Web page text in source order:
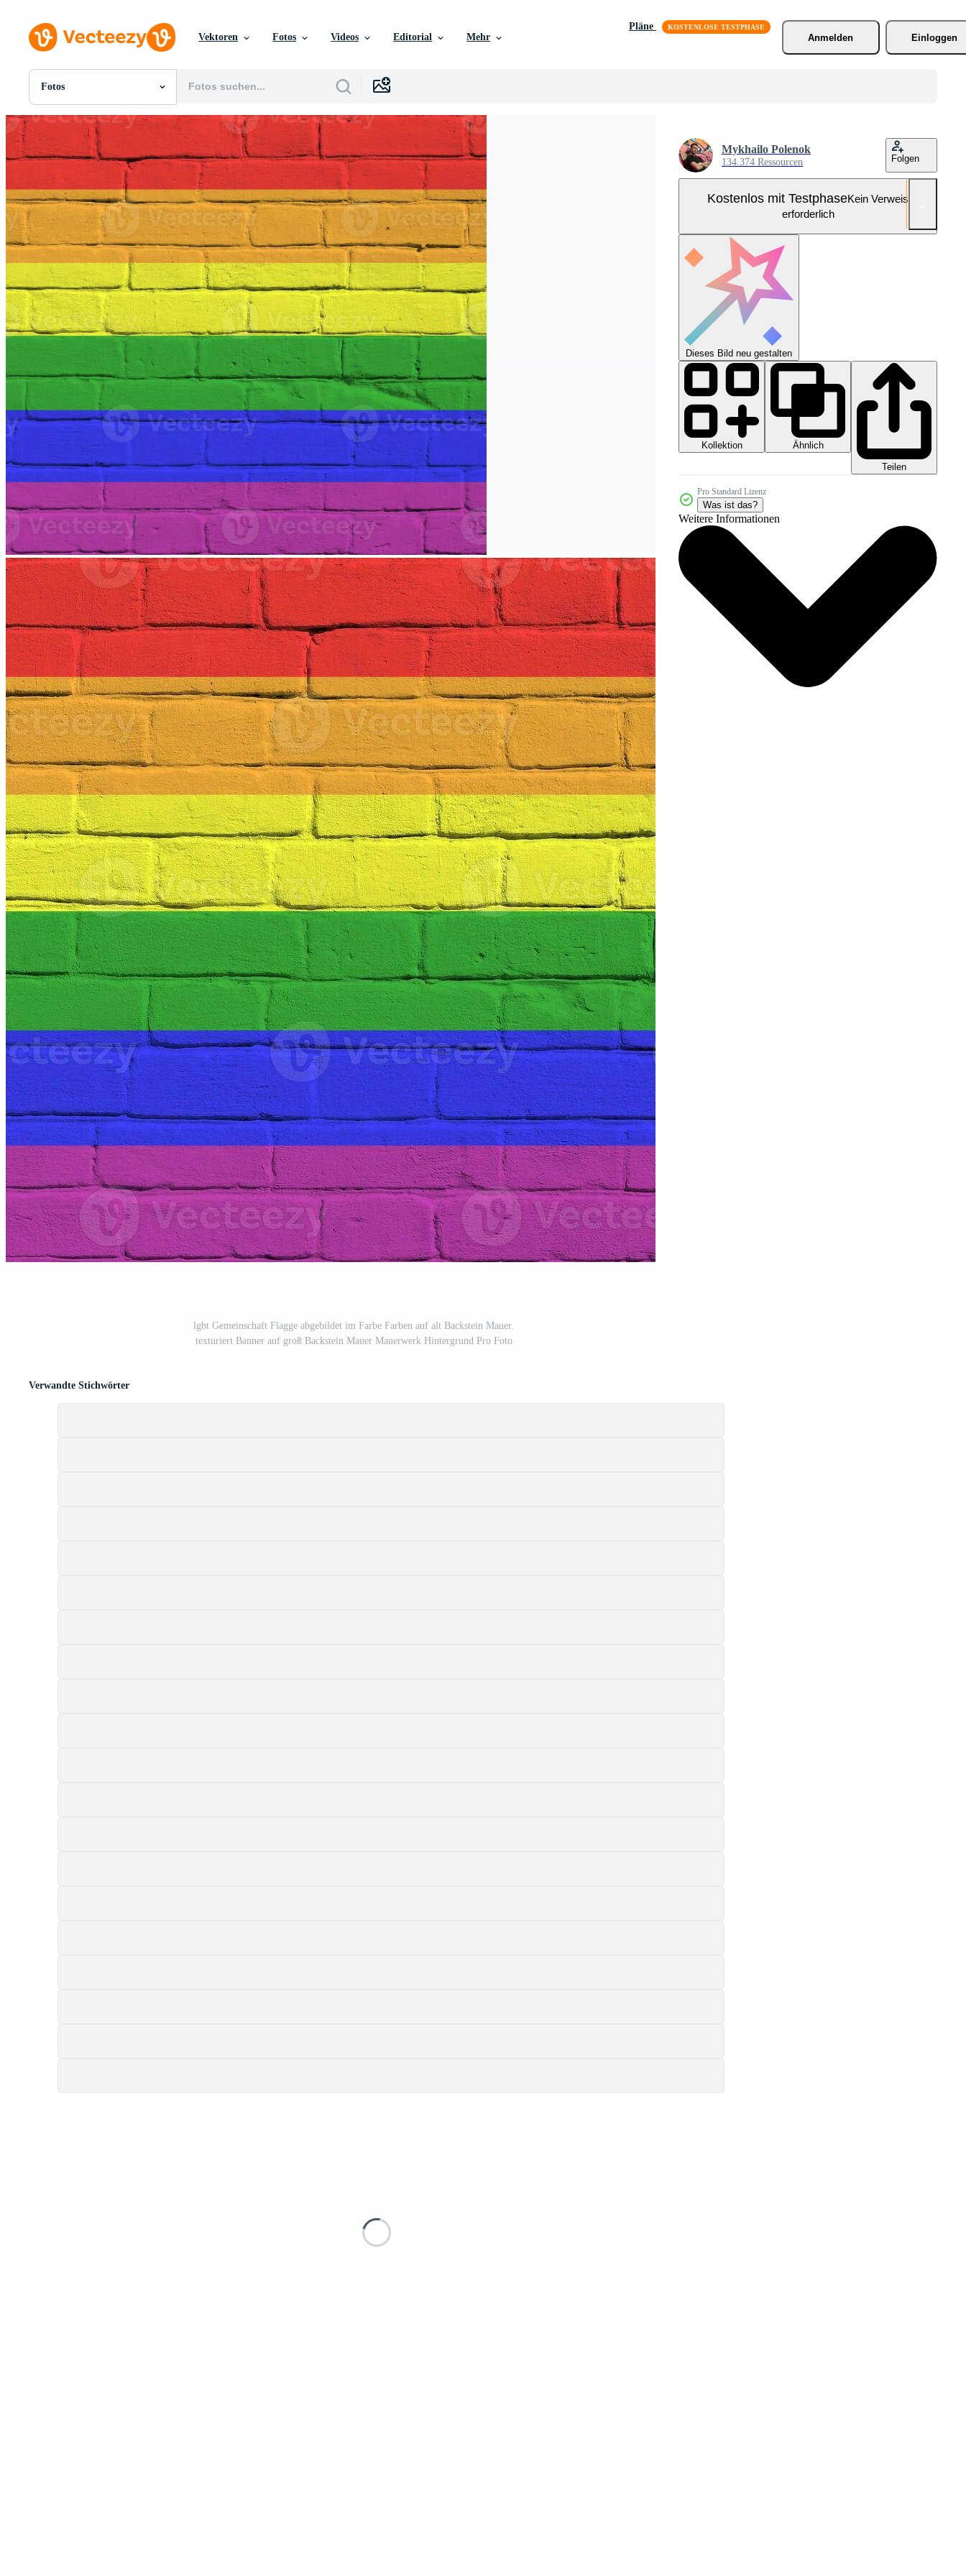
Vektoren Fotos Videos Editorial Mehr
Pläne
Anmelden
Einloggen
Fotos
Alle Bilder
Fotos
PNGs
PSDs
Vektoren
Videos
Motion Graphics
Redaktionelle Bilder
Redaktionelle Ereignisse
lgbt Gemeinschaft Flagge abgebildet im Farbe Farben auf alt Backstein Mauer.
texturiert Banner auf groß Backstein Mauer Mauerwerk Hintergrund Pro Foto
Mykhailo Polenok
134.374 Ressourcen Folgen
Kostenlos mit TestphaseKein Verweis
erforderlich
Dieses Bild neu gestalten
Kollektion
Ähnlich
Teilen
Pro Standard Lizenz
Was ist das?
Weitere Informationen
Verwandte Stichwörter